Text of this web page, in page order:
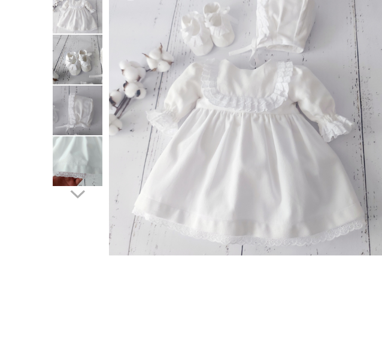
Fulare si esarfe
Saci de dormit bebe
Perii de par bebe
Camasi Barbati
Camasi baieti
Body-uri bebe